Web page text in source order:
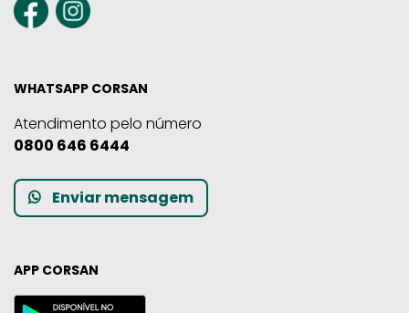
WHATSAPP CORSAN
Atendimento pelo número
0800 646 6444
Enviar mensagem
APP CORSAN